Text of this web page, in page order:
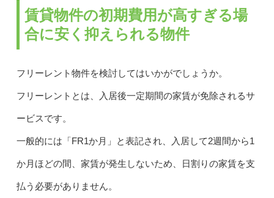
賃貸物件の初期費用が高すぎる場
合に安く抑えられる物件
フリーレント物件を検討してはいかがでしょうか。
フリーレントとは、入居後一定期間の家賃が免除されるサ
ービスです。
一般的には「FR1か月」と表記され、入居して2週間から1
か月ほどの間、家賃が発生しないため、日割りの家賃を支
払う必要がありません。